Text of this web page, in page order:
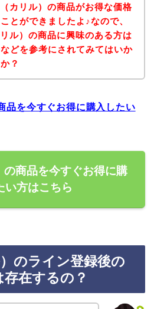
カリル）の商品がお得な価格
とができましたよ♪なので、
ル）の商品に興味のある方は
どを参考にされてみてはいか
？
品を今すぐお得に購入したい
商品を今すぐお得に購
い方はこちら
のライン登録後の
在するの？